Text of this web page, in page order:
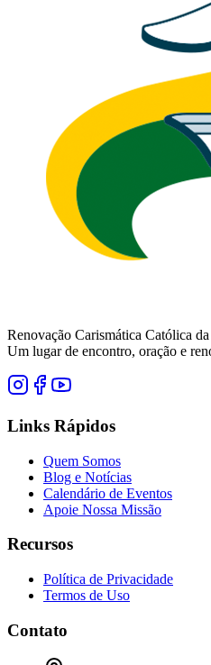
Renovação Carismática Católica
Um lugar de encontro, oração e
Links Rápidos
Quem Somos
Blog e Notícias
Calendário de Eventos
Apoie Nossa Missão
Recursos
Política de Privacidade
Termos de Uso
Contato